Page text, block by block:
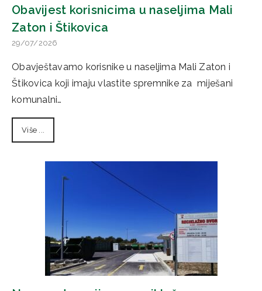
Obavijest korisnicima u naseljima Mali
Zaton i Štikovica
29/07/2026
Obavještavamo korisnike u naseljima Mali Zaton i
Štikovica koji imaju vlastite spremnike za miješani
komunalni…
Više ...